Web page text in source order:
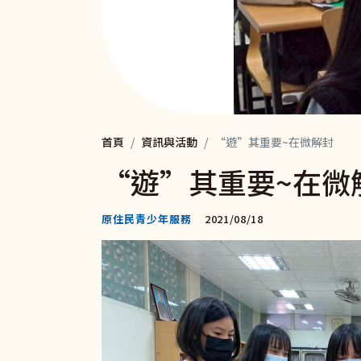
首頁 資訊與活動 “遊”其重要~在微解封
“遊”其重要~在微
原住民青少年服務 2021/08/18